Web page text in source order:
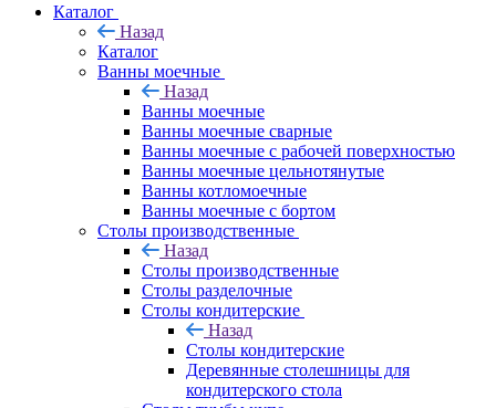
Каталог
Назад
Каталог
Ванны моечные
Назад
Ванны моечные
Ванны моечные сварные
Ванны моечные с рабочей поверхностью
Ванны моечные цельнотянутые
Ванны котломоечные
Ванны моечные с бортом
Столы производственные
Назад
Столы производственные
Столы разделочные
Столы кондитерские
Назад
Столы кондитерские
Деревянные столешницы для
кондитерского стола